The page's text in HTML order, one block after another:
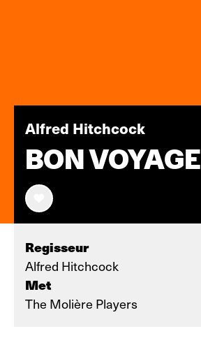
Alfred Hitchcock
BON VOYAGE
Regisseur
Alfred Hitchcock
Met
The Molière Players